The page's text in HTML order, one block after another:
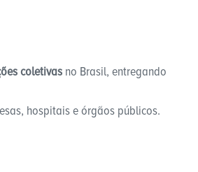
coletivas no Brasil, entregando
hospitais e órgãos públicos.